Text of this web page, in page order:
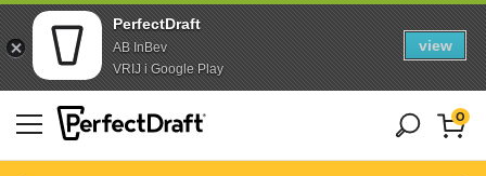
PerfectDraft
AB InBev
VRIJ i Google Play
view
Skip to content
Skip to footer
0